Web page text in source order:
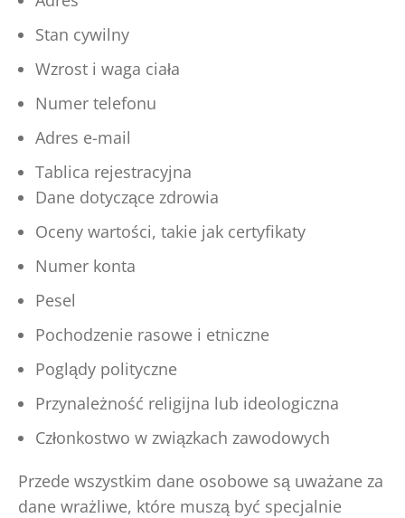
Stan cywilny
Wzrost i waga ciała
Numer telefonu
Adres e-mail
Tablica rejestracyjna
Dane dotyczące zdrowia
Oceny wartości, takie jak certyfikaty
Numer konta
Pesel
Pochodzenie rasowe i etniczne
Poglądy polityczne
Przynależność religijna lub ideologiczna
Członkostwo w związkach zawodowych
Przede wszystkim dane osobowe są uważane za
dane wrażliwe, które muszą być specjalnie